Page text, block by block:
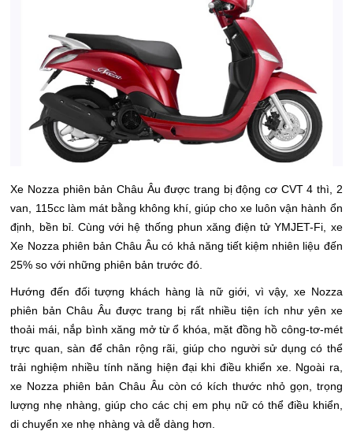
Xe Nozza phiên bản Châu Âu được trang bị động cơ CVT 4 thì, 2
van, 115cc làm mát bằng không khí, giúp cho xe luôn vận hành ổn
định, bền bỉ. Cùng với hệ thống phun xăng điện tử YMJET-Fi, xe
Xe Nozza phiên bản Châu Âu có khả năng tiết kiệm nhiên liệu đến
25% so với những phiên bản trước đó.
Hướng đến đối tượng khách hàng là nữ giới, vì vậy, xe Nozza
phiên bản Châu Âu được trang bị rất nhiều tiện ích như yên xe
thoải mái, nắp bình xăng mở từ ổ khóa, mặt đồng hồ công-tơ-mét
trực quan, sàn để chân rộng rãi, giúp cho người sử dụng có thể
trải nghiệm nhiều tính năng hiện đại khi điều khiển xe. Ngoài ra,
xe Nozza phiên bản Châu Âu còn có kích thước nhỏ gọn, trọng
lượng nhẹ nhàng, giúp cho các chị em phụ nữ có thể điều khiển,
di chuyển xe nhẹ nhàng và dễ dàng hơn.